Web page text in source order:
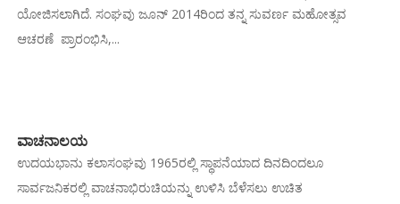
ಯೋಜಿಸಲಾಗಿದೆ. ಸಂಘವು ಜೂನ್ 2014ರಿಂದ ತನ್ನ ಸುವರ್ಣ ಮಹೋತ್ಸವ
ಆಚರಣೆ ಪ್ರಾರಂಭಿಸಿ,...
ವಾಚನಾಲಯ
ಉದಯಭಾನು ಕಲಾಸಂಘವು 1965ರಲ್ಲಿ ಸ್ಥಾಪನೆಯಾದ ದಿನದಿಂದಲೂ
ಸಾರ್ವಜನಿಕರಲ್ಲಿ ವಾಚನಾಭಿರುಚಿಯನ್ನು ಉಳಿಸಿ ಬೆಳೆಸಲು ಉಚಿತ